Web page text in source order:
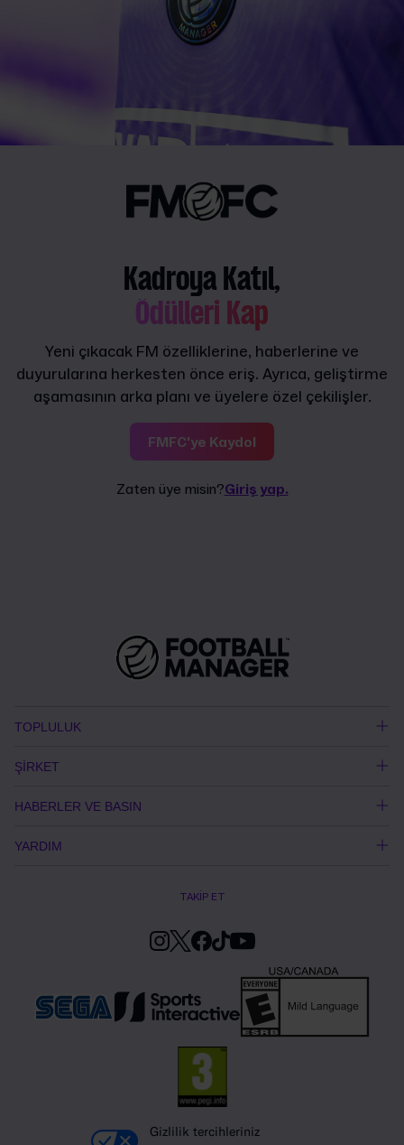
Kadroya Katıl,
Ödülleri Kap
Yeni çıkacak FM özelliklerine, haberlerine ve
duyurularına herkesten önce eriş. Ayrıca, geliştirme
aşamasının arka planı ve üyelere özel çekilişler.
FMFC'ye Kaydol
Zaten üye misin?Giriş yap.
TOPLULUK
ŞİRKET
HABERLER VE BASIN
YARDIM
TAKİP ET
Gizlilik tercihleriniz